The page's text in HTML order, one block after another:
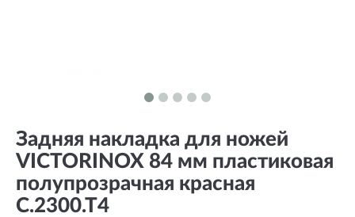
Задняя накладка для ножей
VICTORINOX 84 мм пластиковая
полупрозрачная красная
C.2300.T4